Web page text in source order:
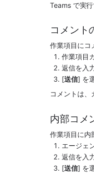
Teams で実
コメント
作業項目にコ
作業項目
返信を入
[送信] を
コメントは、
内部コメ
作業項目に内
エージェ
返信を入
[送信] を